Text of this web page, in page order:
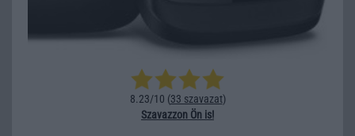
8.23/10 (33 szavazat)
Szavazzon Ön is!